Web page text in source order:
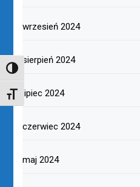
TOGGLE HIGH CONTRAST
TOGGLE FONT SIZE
wrzesień 2024
sierpień 2024
lipiec 2024
czerwiec 2024
maj 2024